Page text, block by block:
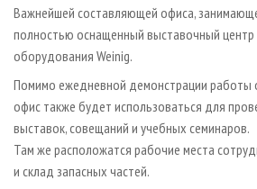
Важнейшей составляющей офиса,
полностью оснащенный выставочный центр
оборудования Weinig.
Помимо ежедневной демонстрации работы
офис также будет использоваться для
выставок, совещаний и учебных семинаров.
Там же расположатся рабочие места
и склад запасных частей.